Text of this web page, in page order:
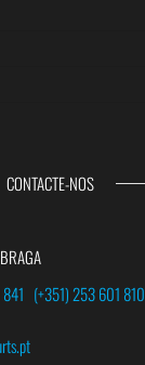
CONTACTE-NOS
(+351) 253 601 810